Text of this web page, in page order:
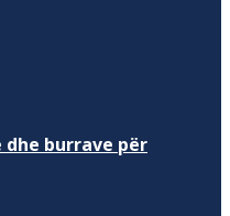
burrave për